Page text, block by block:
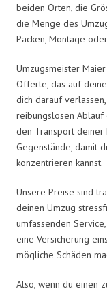
beiden Orten, die
die Menge des
Packen, Montage
Umzugsmeister
Offerte, das auf
dich darauf
reibungslosen Ablauf
den Transport
Gegenstände, damit
konzentrieren kannst.
Unsere Preise sind
deinen Umzug
umfassenden
eine Versicherung
mögliche Schäden
Also, wenn du einen